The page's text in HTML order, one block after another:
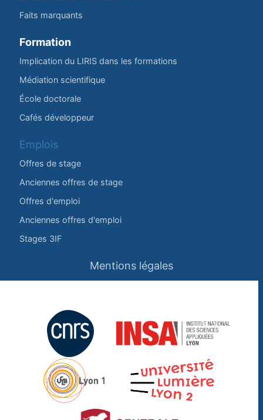
Faits marquants
Formation
Implication du LIRIS dans les formations
Médiation scientifique
École doctorale
Cafés développeur
Emplois
Offres de stage
Anciennes offres de stage
Offres d'emploi
Anciennes offres d'emploi
Stages 3IF
Mentions légales